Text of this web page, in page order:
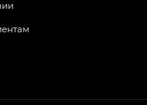
GS8 TRAVELLER,
в комплектациях Джи Би
Джи Эль Полный привод —